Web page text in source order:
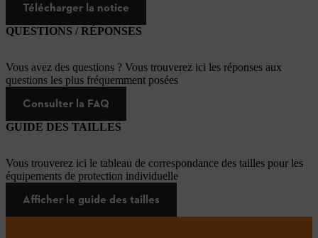
Télécharger la notice
QUESTIONS / RÉPONSES
Vous avez des questions ? Vous trouverez ici les réponses aux
questions les plus fréquemment posées
Consulter la FAQ
GUIDE DES TAILLES
Vous trouverez ici le tableau de correspondance des tailles pour les
équipements de protection individuelle
Afficher le guide des tailles